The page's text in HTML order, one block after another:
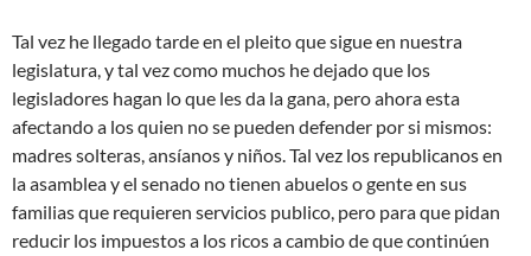
Tal vez he llegado tarde en el pleito que sigue en nuestra
legislatura, y tal vez como muchos he dejado que los
legisladores hagan lo que les da la gana, pero ahora esta
afectando a los quien no se pueden defender por si mismos:
madres solteras, ansíanos y niños. Tal vez los republicanos en
la asamblea y el senado no tienen abuelos o gente en sus
familias que requieren servicios publico, pero para que pidan
reducir los impuestos a los ricos a cambio de que continúen